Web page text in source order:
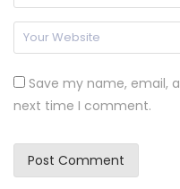
Save my name, email,
next time I comment.